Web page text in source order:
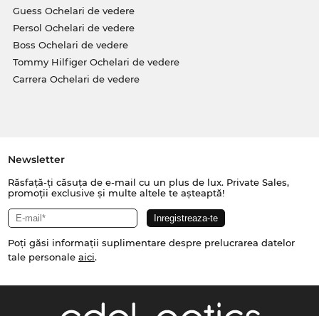
Guess Ochelari de vedere
Persol Ochelari de vedere
Boss Ochelari de vedere
Tommy Hilfiger Ochelari de vedere
Carrera Ochelari de vedere
Newsletter
Răsfață-ți căsuța de e-mail cu un plus de lux. Private Sales,
promoții exclusive și multe altele te așteaptă!
Poți găsi informații suplimentare despre prelucrarea datelor
tale personale aici.